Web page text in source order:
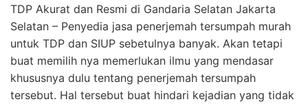
TDP Akurat dan Resmi di Gandaria Selatan Jakarta
Selatan – Penyedia jasa penerjemah tersumpah murah
untuk TDP dan SIUP sebetulnya banyak. Akan tetapi
buat memilih nya memerlukan ilmu yang mendasar
khususnya dulu tentang penerjemah tersumpah
tersebut. Hal tersebut buat hindari kejadian yang tidak